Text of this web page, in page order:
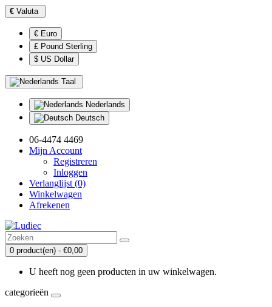
€ Valuta
€ Euro
£ Pound Sterling
$ US Dollar
Taal
Nederlands
Deutsch
06-4474 4469
Mijn Account
Registreren
Inloggen
Verlanglijst (0)
Winkelwagen
Afrekenen
0 product(en) - €0,00
U heeft nog geen producten in uw winkelwagen.
categorieën